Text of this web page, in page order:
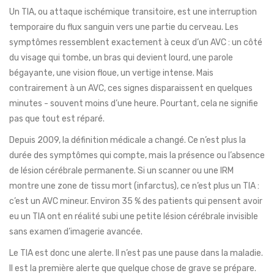
Un TIA, ou attaque ischémique transitoire, est une interruption
temporaire du flux sanguin vers une partie du cerveau. Les
symptômes ressemblent exactement à ceux d’un AVC : un côté
du visage qui tombe, un bras qui devient lourd, une parole
bégayante, une vision floue, un vertige intense. Mais
contrairement à un AVC, ces signes disparaissent en quelques
minutes - souvent moins d’une heure. Pourtant, cela ne signifie
pas que tout est réparé.
Depuis 2009, la définition médicale a changé. Ce n’est plus la
durée des symptômes qui compte, mais la présence ou l’absence
de lésion cérébrale permanente. Si un scanner ou une IRM
montre une zone de tissu mort (infarctus), ce n’est plus un TIA :
c’est un AVC mineur. Environ 35 % des patients qui pensent avoir
eu un TIA ont en réalité subi une petite lésion cérébrale invisible
sans examen d’imagerie avancée.
Le TIA est donc une alerte. Il n’est pas une pause dans la maladie.
Il est la première alerte que quelque chose de grave se prépare.